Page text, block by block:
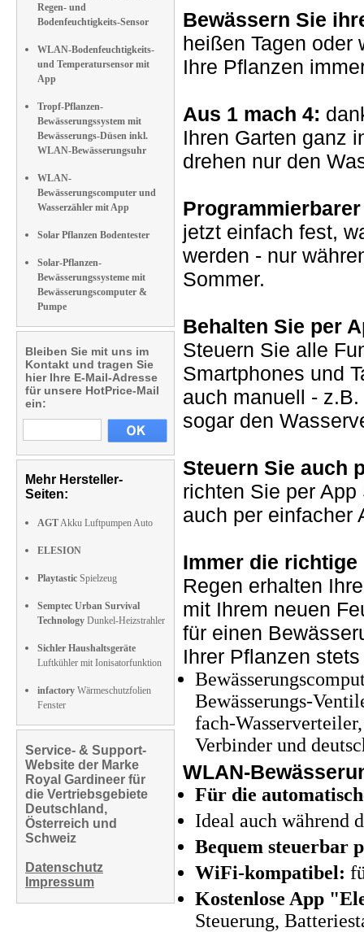
Regen- und
Bodenfeuchtigkeits-Sensor
WLAN-Bodenfeuchtigkeits-
und Temperatursensor mit
App
Tropf-Pflanzen-
Bewässerungssystem mit
Bewässerungs-Düsen inkl.
WLAN-Bewässerungsuhr
WLAN-
Bewässerungscomputer und
Wasserzähler mit App
Solar Pflanzen Bodentester
Solar-Pflanzen-
Bewässerungssysteme mit
Bewässerungscomputer &
Pumpe
Bleiben Sie mit uns im
Kontakt und tragen Sie
hier Ihre E-Mail-Adresse
für unsere HotPrice-Mail
ein:
Mehr Hersteller-
Seiten:
AGTAkku Luftpumpen Auto
ELESION
Playtastic Spielzeug
Semptec Urban Survival
Technology Dunkel-Heizstrahler
Sichler Haushaltsgeräte
Luftkühler mit Ionisatorfunktion
infactory Wärmeschutzfolien
Fenster
Service- & Support-
Website der Marke
Royal Gardineer für
die Vertriebsgebiete
Deutschland,
Österreich und
Schweiz
Datenschutz
Impressum
Bewässern Sie
heißen Tagen oder
Ihre Pflanzen
Aus 1 mach 4:
Ihren Garten ganz
drehen nur den
jetzt einfach fest,
werden - nur
Sommer.
Behalten Sie per
Steuern Sie alle
Smartphones und
auch manuell -
sogar den
Steuern Sie auch
richten Sie per
auch per einfacher
Immer die
Regen erhalten
mit Ihrem neuen
für einen
Ihrer Pflanzen
Bewässerungs-
fach-
Verbinder und
WLAN-
Für die
Ideal auch während
Bequem steuerbar
WiFi-kompatibel:
Kostenlose App
Steuerung,